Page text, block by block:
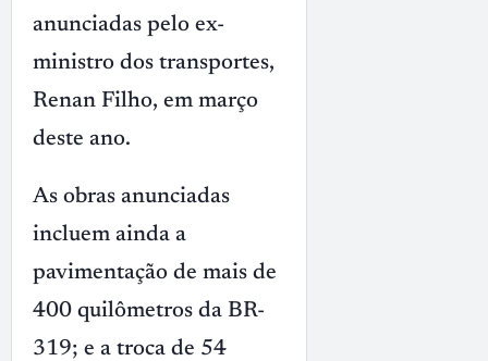
anunciadas pelo ex-
ministro dos transportes,
Renan Filho, em março
deste ano.
As obras anunciadas
incluem ainda a
pavimentação de mais de
400 quilômetros da BR-
319; e a troca de 54